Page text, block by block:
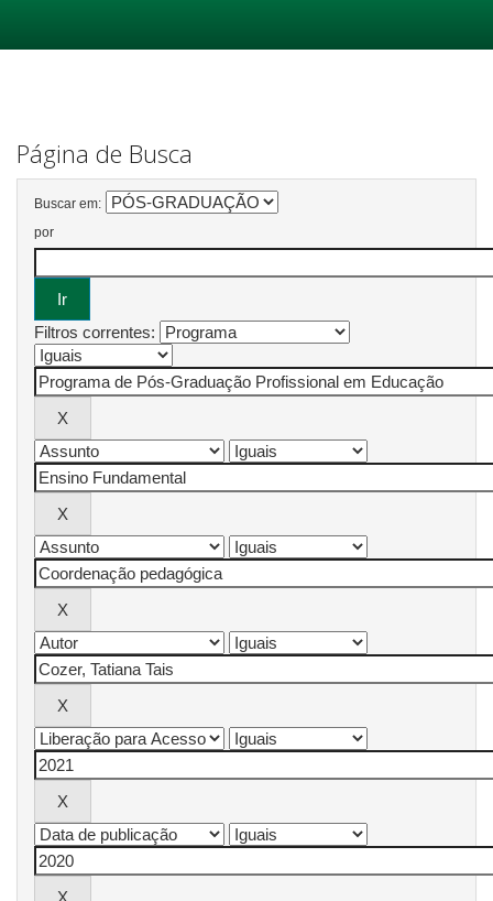
Página de Busca
Buscar em:
por
Filtros correntes: